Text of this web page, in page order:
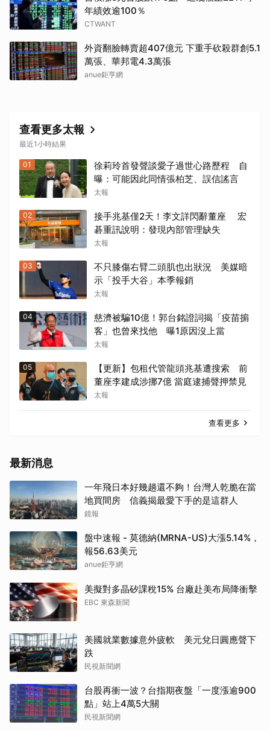
年績效逾100％
CTWANT
外資翻臉轉賣超407億元 下重手砍殺群創5.1
萬張、華邦電4.3萬張
anue鉅亨網
查看更多太報
最近1小時結果
01
徐莉玲首發聲談愛子過世心路歷程 自
曝：可能因此同情張柏芝、誤信謠言
太報
02
接手兆基僅2天！李文詳閃辭董座 宏
碁重訊說明：發現內部管理缺失
太報
03
不只膝傷右臂二頭肌也出狀況 美媒暗
示「投手大谷」本季報銷
太報
04
慈濟被騙10億！郭台銘證詞揭「疫苗掮
客」也曾來找他 曝1原因沒上當
太報
05
【更新】包租代管龍頭兆基遭搜索 前
董座李建成涉挪7億 當庭逮捕聲押禁見
太報
查看更多
最新消息
一年飛日本好幾趟還不夠！台灣人乾脆在當
地買間房 信義揭最愛下手的是這群人
鏡報
盤中速報 - 莫德納(MRNA-US)大漲5.14%，
報56.63美元
anue鉅亨網
美擬對多晶矽課稅15% 台廠赴美布局降衝擊
EBC 東森新聞
美國就業數據意外疲軟 美元兌日圓應聲下
跌
民視新聞網
台股再衝一波？台指期夜盤「一度漲逾900
點」站上4萬5大關
民視新聞網